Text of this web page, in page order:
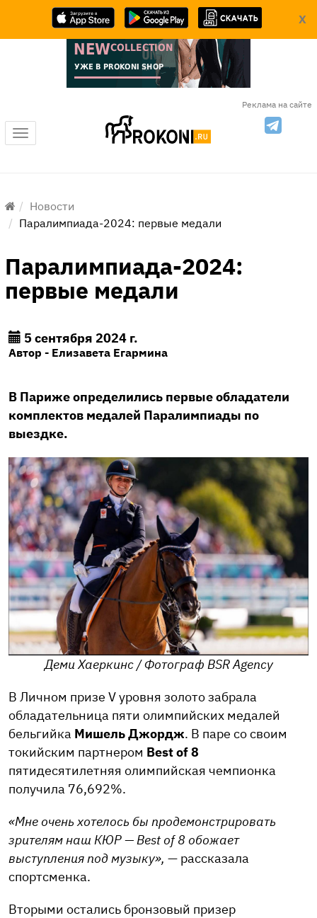
X
Реклама на сайте
Меню
Новости
Паралимпиада-2024: первые медали
Паралимпиада-2024:
первые медали
5 сентября 2024 г.
Автор - Елизавета Егармина
В Париже определились первые обладатели
комплектов медалей Паралимпиады по
выездке.
Деми Хаеркинс /Фотограф BSR Agency
В Личном призе V уровня золото забрала
обладательница пяти олимпийских медалей
бельгийка Мишель Джордж. В паре со своим
токийским партнером Best of 8
пятидесятилетняя олимпийская чемпионка
получила 76,692%.
«Мне очень хотелось бы продемонстрировать
зрителям наш КЮР — Best of 8 обожает
выступления под музыку», — рассказала
спортсменка.
Вторыми остались бронзовый призер